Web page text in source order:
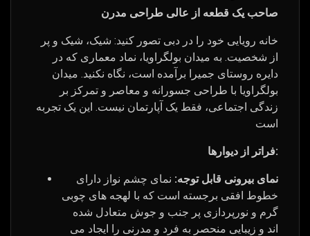
صاحب یک قطعه از عالی طراحی مدرن
خانه رویایی خود را در دبی تصور کنید: شیک، شیک و پر
از شخصیت. به میدان بولگراویا، نماد معماری که در
دایره روستای جمیرا برآمده است، نگاه نکنید. میدان
بولگراویا با طراحی جسورانه و معاصر و تمرکز بر
زندگی اجتماعی، فقط یک آپارتمان نیست. این یک تجربه
است
فراتر از دیوارها:
نمای بیرونی قابل توجه: نمای چشم نواز دارای
خطوط افقی برجسته است که با لهجه های چوبی
گرم و نورپردازی پر جنب و جوش متعادل شده
اند و زیبایی منحصر به فرد و مدرنی را ایجاد می